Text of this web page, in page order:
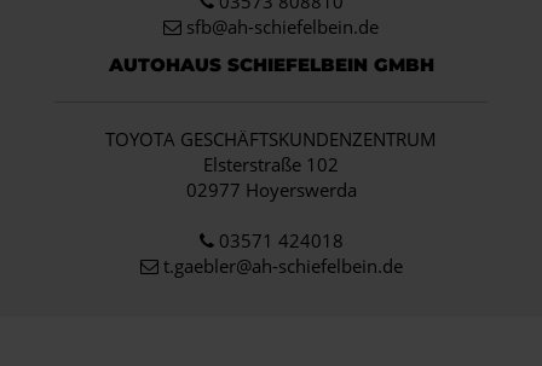
sfb@ah-schiefelbein.de
AUTOHAUS SCHIEFELBEIN GMBH
TOYOTA GESCHÄFTSKUNDENZENTRUM
Elsterstraße 102
02977 Hoyerswerda
03571 424018
t.gaebler@ah-schiefelbein.de